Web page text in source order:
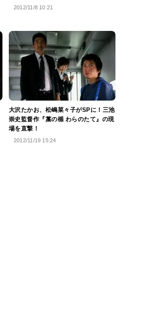
2012/11/8 10:21
大沢たかお、松嶋菜々子がSPに！三池
崇史監督作『藁の楯 わらのたて』の現
場を直撃！
2012/11/19 15:24